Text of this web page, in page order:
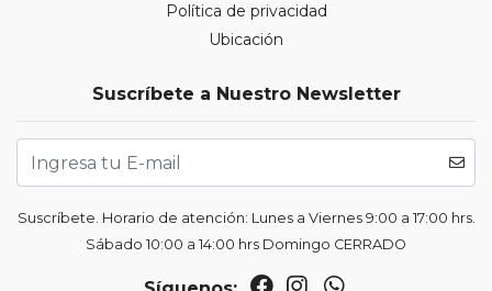
Política de privacidad
Ubicación
Suscríbete a Nuestro Newsletter
Suscríbete. Horario de atención: Lunes a Viernes 9:00 a 17:00 hrs.
Sábado 10:00 a 14:00 hrs Domingo CERRADO